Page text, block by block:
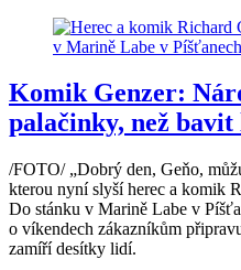
Komik Genzer:
palačinky, než
/FOTO/ „Dobrý den, Geňo,
kterou nyní slyší herec a komik
Do stánku v Marině Labe v
o víkendech zákazníkům
zamíří desítky lidí.